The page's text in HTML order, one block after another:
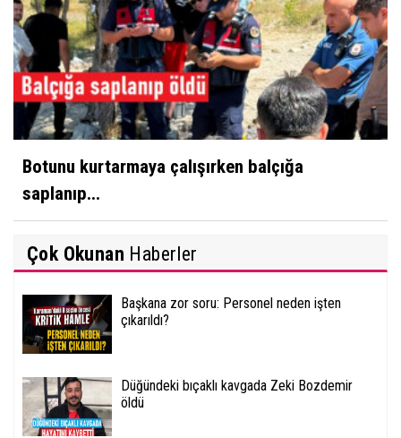
Botunu kurtarmaya çalışırken balçığa
saplanıp...
Çok Okunan Haberler
Başkana zor soru: Personel neden işten
çıkarıldı?
Düğündeki bıçaklı kavgada Zeki Bozdemir
öldü